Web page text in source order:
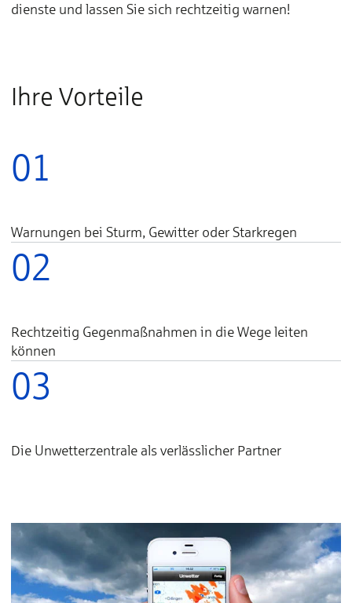
diens­­te und las­­sen Sie sich recht­­zei­­tig war­­nen!
Ihre Vorteile
01
Warnungen bei Sturm, Gewitter oder Starkregen
02
Rechtzeitig Gegenmaßnahmen in die Wege leiten
können
03
Die Unwetterzentrale als verlässlicher Partner